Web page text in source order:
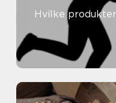
Hvilke